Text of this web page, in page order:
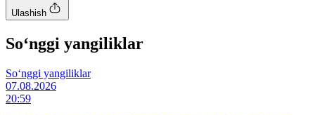
Ulashish
So‘nggi yangiliklar
So‘nggi yangiliklar
07.08.2026
20:59